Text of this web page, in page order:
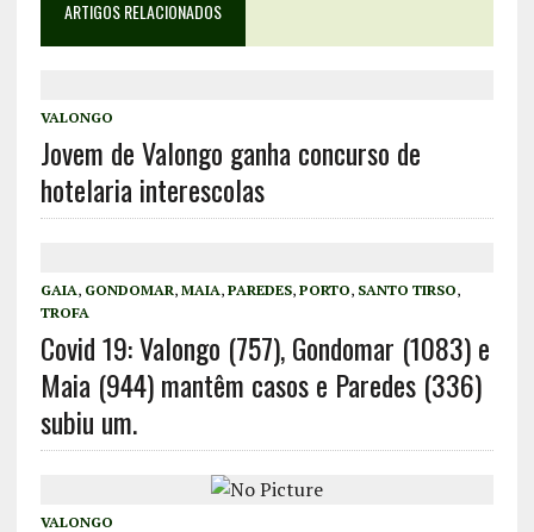
ARTIGOS RELACIONADOS
VALONGO
Jovem de Valongo ganha concurso de
hotelaria interescolas
GAIA, GONDOMAR, MAIA, PAREDES, PORTO, SANTO TIRSO,
TROFA
Covid 19: Valongo (757), Gondomar (1083) e
Maia (944) mantêm casos e Paredes (336)
subiu um.
VALONGO